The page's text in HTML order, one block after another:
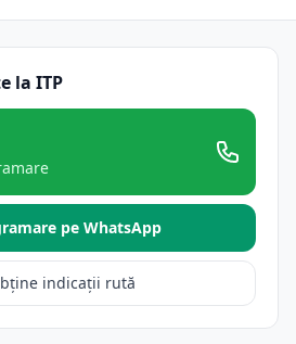
la ITP
pe WhatsApp
indicații rută